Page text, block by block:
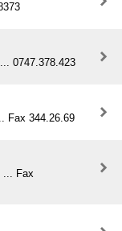
0747.378.423
Fax 344.26.69
... Fax